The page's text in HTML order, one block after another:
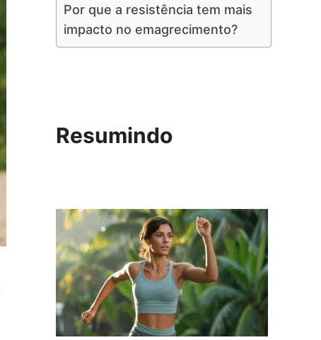
Por que a resistência tem mais
impacto no emagrecimento?
Resumindo